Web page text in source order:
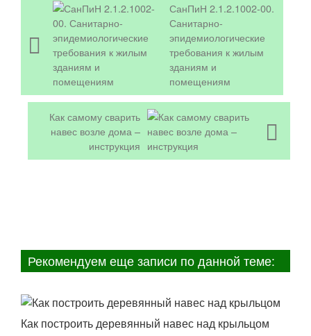
СанПиН 2.1.2.1002-00.
Санитарно-
эпидемиологические
требования к жилым
зданиям и
помещениям
Как самому сварить
навес возле дома –
инструкция
Рекомендуем еще записи по данной теме:
Как построить деревянный навес над крыльцом